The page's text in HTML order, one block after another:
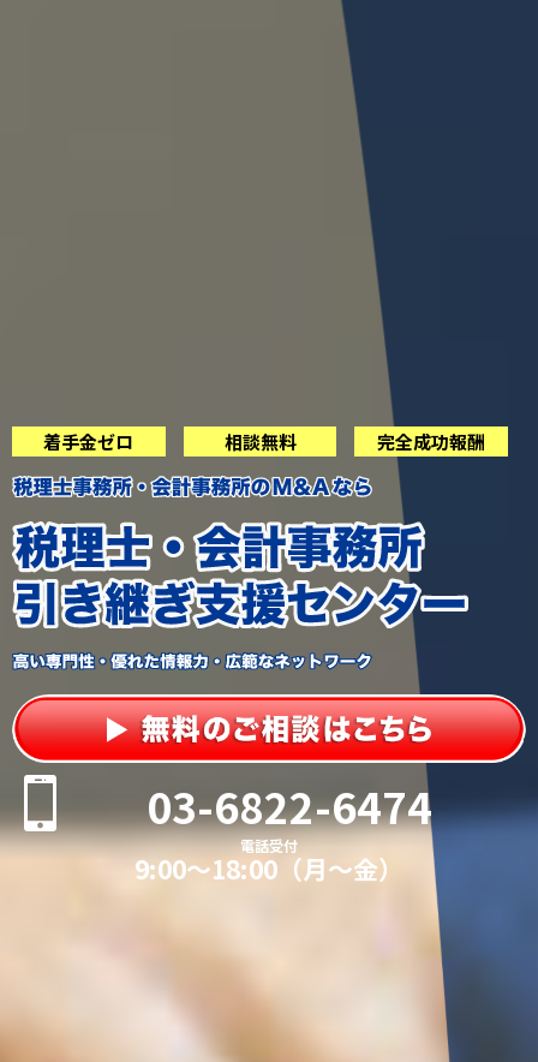
着手金ゼロ 相談無料 完全成功報酬
03-6822-6474
電話受付
9:00〜18:00（月〜金）